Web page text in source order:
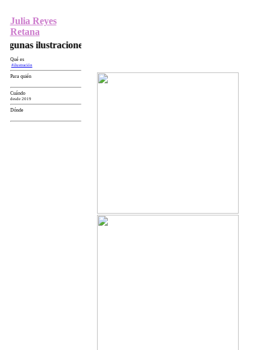
Julia Reyes
Retana
Algunas ilustraciones
Qué es
#ilustración
Para quién
Cuándo
desde 2019
Dónde